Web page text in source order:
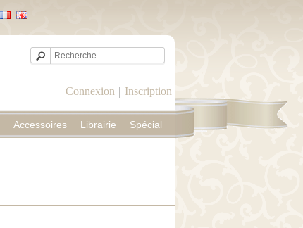
Connexion | Inscription
Accessoires Librairie Spécial